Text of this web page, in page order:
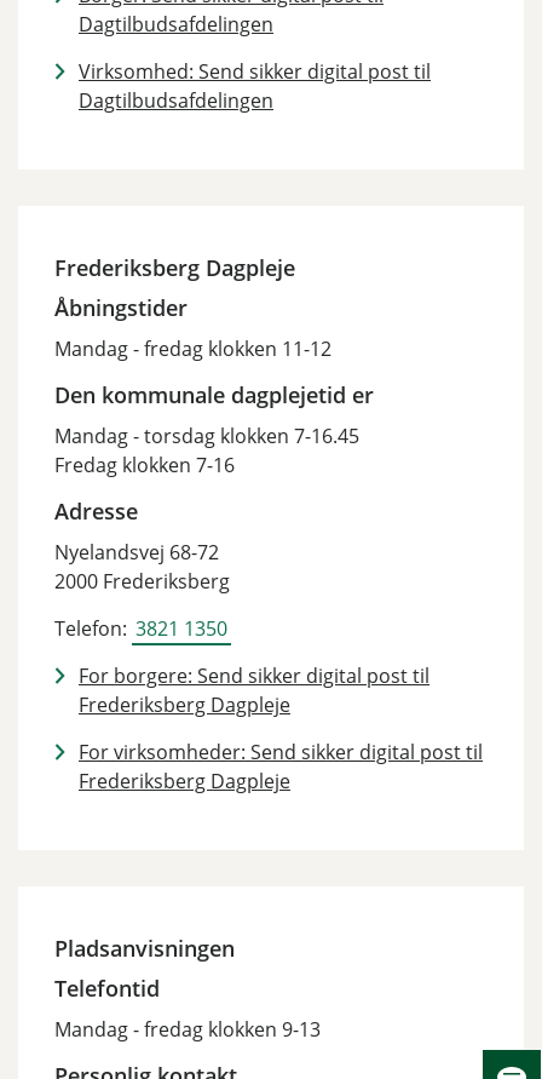
Dagtilbudsafdelingen
Virksomhed: Send sikker digital post til
Dagtilbudsafdelingen
Frederiksberg Dagpleje
Åbningstider
Mandag - fredag klokken 11-12
Den kommunale dagplejetid er
Mandag - torsdag klokken 7-16.45
Fredag klokken 7-16
Adresse
Nyelandsvej 68-72
2000 Frederiksberg
Telefon: 3821 1350
For borgere: Send sikker digital post til
Frederiksberg Dagpleje
For virksomheder: Send sikker digital post til
Frederiksberg Dagpleje
Pladsanvisningen
Telefontid
Mandag - fredag klokken 9-13